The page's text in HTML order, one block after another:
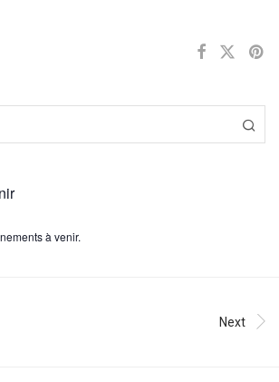
à venir.
Next